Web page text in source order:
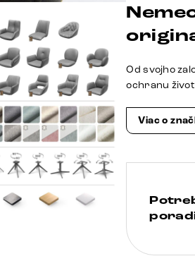
Od svojho
ochranu
Viac o